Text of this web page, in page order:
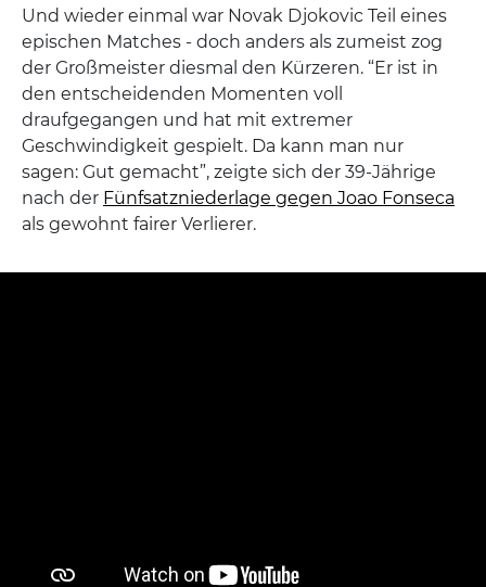
Und wieder einmal war Novak Djokovic Teil eines
epischen Matches - doch anders als zumeist zog
der Großmeister diesmal den Kürzeren. “Er ist in
den entscheidenden Momenten voll
draufgegangen und hat mit extremer
Geschwindigkeit gespielt. Da kann man nur
sagen: Gut gemacht”, zeigte sich der 39-Jährige
nach der Fünfsatzniederlage gegen Joao Fonseca
als gewohnt fairer Verlierer.